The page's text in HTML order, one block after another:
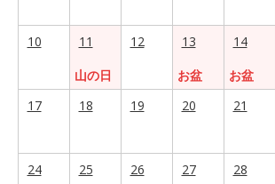
10
11
山の日
12
13
お盆
14
お盆
17
18 19 20 21
24 25 26 27 28